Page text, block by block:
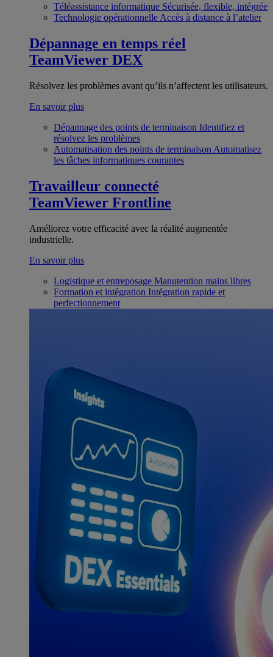
Téléassistance informatique Sécurisée, flexible, intégrée
Technologie opérationnelle Accès à distance à l’atelier
Dépannage en temps réel
TeamViewer DEX
Résolvez les problèmes avant qu’ils n’affectent les utilisateurs.
En savoir plus
Dépannage des points de terminaison Identifiez et
résolvez les problèmes
Automatisation des points de terminaison Automatisez
les tâches informatiques courantes
Travailleur connecté
TeamViewer Frontline
Améliorez votre efficacité avec la réalité augmentée
industrielle.
En savoir plus
Logistique et entreposage Manutention mains libres
Formation et intégration Intégration rapide et
perfectionnement